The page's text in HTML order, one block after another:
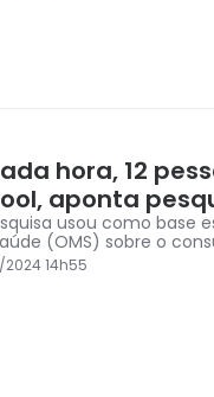
hora, 12
aponta
usou como base
(OMS) sobre o
2024 14h55